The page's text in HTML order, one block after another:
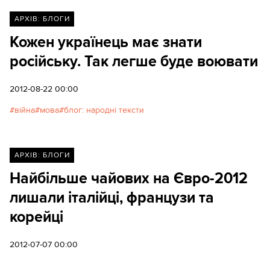
АРХІВ: БЛОГИ
Кожен українець має знати
російську. Так легше буде воювати
2012-08-22 00:00
війна мова блог: народні тексти
АРХІВ: БЛОГИ
Найбільше чайових на Євро-2012
лишали італійці, французи та
корейці
2012-07-07 00:00